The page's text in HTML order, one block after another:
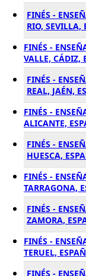
FINÉS -
RIO, SEVILLA,
FINÉS -
VALLE, CÁDIZ,
FINÉS -
REAL, JAÉN,
FINÉS -
ALICANTE,
FINÉS -
HUESCA,
FINÉS -
TARRAGONA,
FINÉS -
ZAMORA,
FINÉS -
TERUEL,
FINÉS -